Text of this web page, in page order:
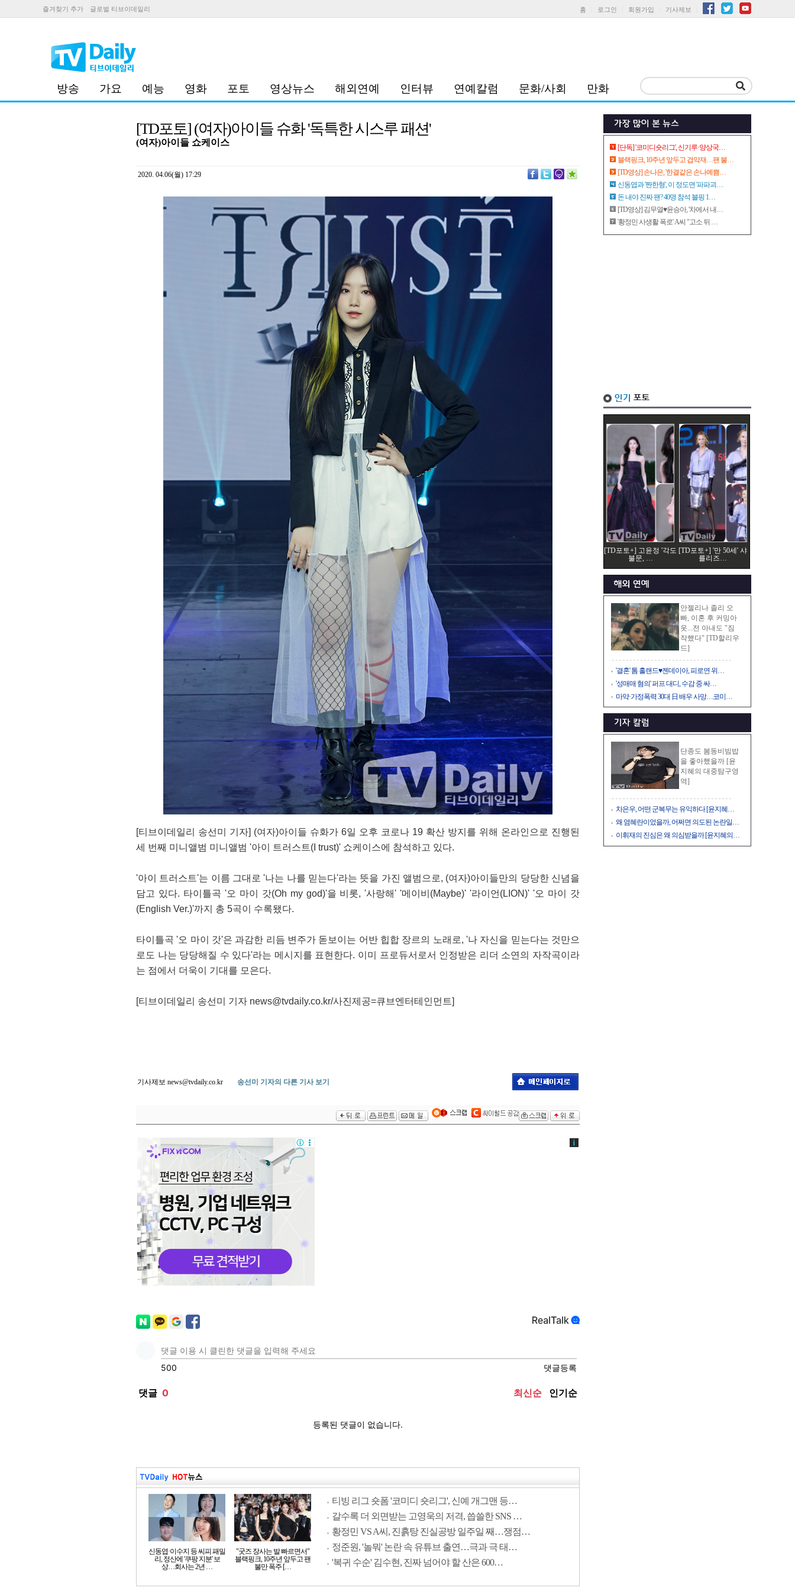
즐겨찾기 추가 글로벌 티브이데일리 홈 로그인 회원가입 기사제보
방송 가요 예능 영화 포토 영상뉴스 해외연예 인터뷰 연예칼럼 문화/사회 만화
[TD포토] (여자)아이들 슈화 '독특한 시스루 패션'
(여자)아이들 쇼케이스
2020. 04.06(월) 17:29
[티브이데일리 송선미 기자] (여자)아이들 슈화가 6일 오후 코로나 19 확산 방지를 위해 온라인으로 진행된
세 번째 미니앨범 미니앨범 '아이 트러스트(I trust)' 쇼케이스에 참석하고 있다.
'아이 트러스트'는 이름 그대로 '나는 나를 믿는다'라는 뜻을 가진 앨범으로, (여자)아이들만의 당당한 신념을
담고 있다. 타이틀곡 '오 마이 갓(Oh my god)'을 비롯, '사랑해' '메이비(Maybe)' '라이언(LION)' '오 마이 갓
(English Ver.)'까지 총 5곡이 수록됐다.
타이틀곡 '오 마이 갓'은 과감한 리듬 변주가 돋보이는 어반 힙합 장르의 노래로, '나 자신을 믿는다는 것만으
로도 나는 당당해질 수 있다'라는 메시지를 표현한다. 이미 프로듀서로서 인정받은 리더 소연의 자작곡이라
는 점에서 더욱이 기대를 모은다.
[티브이데일리 송선미 기자 news@tvdaily.co.kr/사진제공=큐브엔터테인먼트]
기사제보 news@tvdaily.co.kr 송선미 기자의 다른 기사 보기
신동엽·이수지 등 씨피 패밀
리, 정산에 '쿠팡 지분' 보
상…회사는 2년 …
"굿즈 장사는 발 빠르면서"
블랙핑크, 10주년 앞두고 팬
불만 폭주 […
티빙 리그 숏폼 '코미디 숏리그', 신예 개그맨 등…
갈수록 더 외면받는 고영욱의 저격, 씁쓸한 SNS …
황정민 VS A씨, 진흙탕 진실공방 일주일 째…쟁점…
정준원, '놀뭐' 논란 속 유튜브 출연…극과 극 태…
'복귀 수순' 김수현, 진짜 넘어야 할 산은 600…
[단독] '코미디숏리그', 신기루·양상국…
블랙핑크, 10주년 앞두고 겹악재…팬 불…
[TD영상] 손나은, '한결같은 손나예쁨…
신동엽과 '짠한형', 이 정도면 '파파괴…
돈 내야 진짜 팬? 40명 참석 블핑 1…
[TD영상] 김무열♥윤승아, '차에서 내…
'황정민 사생활 폭로' A씨 "고소 뒤 …
[TD포토+] 고윤정 '각도
불문, …
[TD포토+] '만 50세' 샤
를리즈…
안젤리나 졸리 오
빠, 이혼 후 커밍아
웃...전 아내도 "짐
작했다" [TD할리우
드]
'결혼' 톰 홀랜드♥젠데이아, 피로연 위…
'성매매 혐의' 퍼프 대디, 수감 중 싸…
마약·가정폭력 30대 日 배우 사망…코미…
단종도 봄동비빔밥
을 좋아했을까 [윤
지혜의 대중탐구영
역]
차은우, 어떤 군복무는 유익하다 [윤지혜…
왜 염혜란이었을까, 어쩌면 의도된 논란일…
이휘재의 진심은 왜 의심받을까 [윤지혜의…